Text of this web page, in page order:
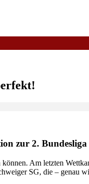
zur 2.
können. Am letzten
SG, die – genau